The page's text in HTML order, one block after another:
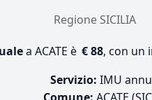
Regione SICILIA
a ACATE è € 88, con un
Servizio: IMU